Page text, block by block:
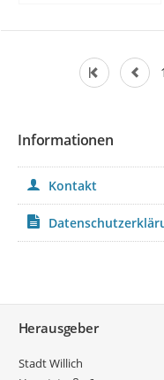
Informationen
Kontakt
Herausgeber
Stadt Willich